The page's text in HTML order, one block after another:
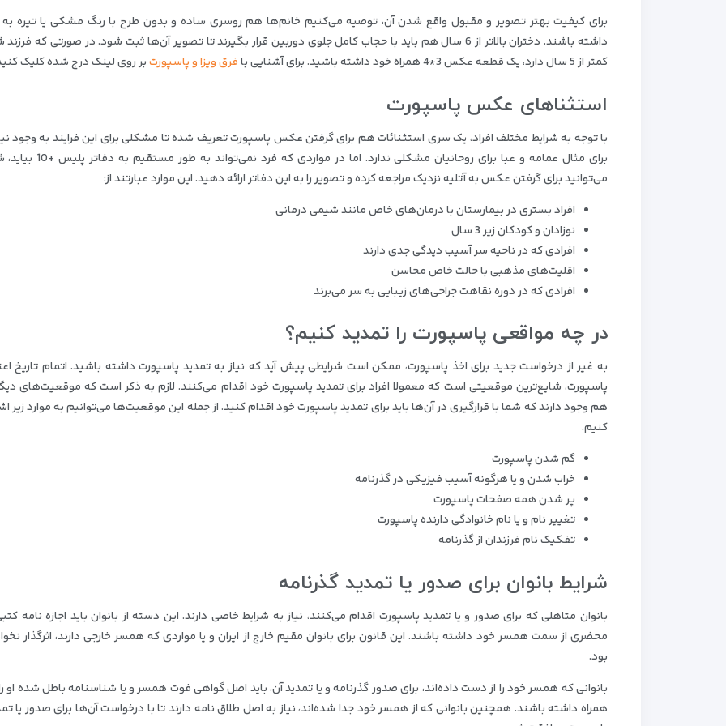
برای کیفیت بهتر تصویر و مقبول واقع شدن آن، توصیه می‌کنیم خانم‌ها هم روسری ساده و بدون طرح با رنگ مشکی یا تیره
داشته باشند. دختران بالاتر از 6 سال هم باید با حجاب کامل جلوی دوربین قرار بگیرند تا تصویر آن‌ها ثبت شود. در صورتی که
کمتر از 5 سال دارد، یک قطعه عکس 3*4 همراه خود داشته باشید. برای آشنایی با
فرق ویزا و پاسپورتبر روی لینک درج شده کلیک
استثناهای عکس پاسپورت
با توجه به شرایط مختلف افراد، یک سری استثنائات هم برای گرفتن عکس پاسپورت تعریف شده تا مشکلی برای این فرایند به وجود
برای مثال عمامه و عبا برای روحانیان مشکلی ندارد. اما در مواردی که فرد
می‌توانید برای گرفتن عکس به آتلیه نزدیک مراجعه کرده و تصویر را به این دفاتر ارائه دهید. این موارد عبارتند از:
افراد بستری در بیمارستان با درمان‌های خاص مانند شیمی درمانی
نوزادان و کودکان زیر 3 سال
افرادی که در ناحیه سر آسیب دیدگی جدی دارند
اقلیت‌های مذهبی با حالت خاص محاسن
افرادی که در دوره نقاهت جراحی‌های زیبایی به سر می‌برند
در چه مواقعی پاسپورت را تمدید کنیم؟
به غیر از درخواست جدید برای اخذ پاسپورت، ممکن است شرایطی پیش آید که نیاز به تمدید پاسپورت داشته باشید. اتمام تاریخ
پاسپورت، شایع‌ترین موقعیتی است که معمولا افراد برای تمدید پاسپورت خود اقدام می‌کنند. لازم به ذکر است که موقعیت‌های
هم وجود دارند که شما با قرارگیری در آن‌ها باید برای تمدید پاسپورت خود اقدام کنید. از جمله این موقعیت‌ها می‌توانیم به موارد زیر
کنیم.
گم شدن پاسپورت
خراب شدن و یا هرگونه آسیب فیزیکی در گذرنامه
پر شدن همه صفحات پاسپورت
تغییر نام و یا نام خانوادگی دارنده پاسپورت
تفکیک نام فرزندان از گذرنامه
شرایط بانوان برای صدور یا تمدید گذرنامه
بانوان متاهلی که برای صدور و یا تمدید پاسپورت اقدام می‌کنند، نیاز به شرایط خاصی دارند. این دسته از بانوان باید اجازه نامه
محضری از سمت همسر خود داشته باشند. این قانون برای بانوان مقیم خارج از ایران و یا مواردی که همسر خارجی دارند، اثرگذار
بود.
بانوانی که همسر خود را از دست داده‌اند، برای صدور گذرنامه و یا تمدید آن، باید اصل گواهی فوت همسر و یا شناسنامه باطل شده او
همراه داشته باشند. همچنین بانوانی که از همسر خود جدا شده‌اند، نیاز به اصل طلاق نامه دارند تا با درخواست آن‌ها برای صدور یا